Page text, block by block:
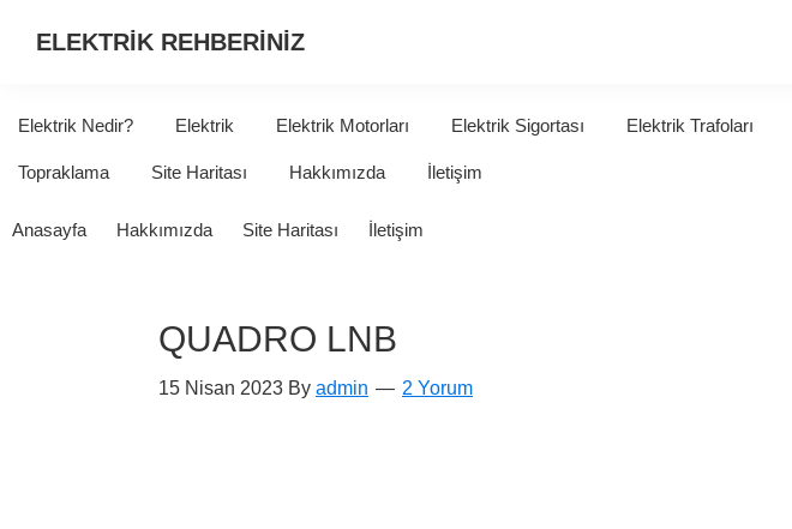
ELEKTRİK REHBERİNİZ
HER
Elektrik Nedir? Elektrik Elektrik Motorları Elektrik Sigortası Elektrik Trafoları
Topraklama Site Haritası Hakkımızda İletişim
Anasayfa Hakkımızda Site Haritası İletişim
QUADRO LNB
15 Nisan 2023 By admin 2 Yorum